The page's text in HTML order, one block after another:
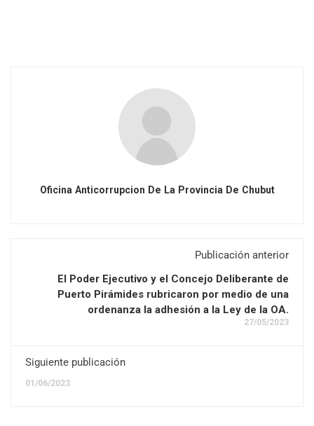
Oficina Anticorrupcion De La Provincia De Chubut
Publicación anterior
El Poder Ejecutivo y el Concejo Deliberante de
Puerto Pirámides rubricaron por medio de una
ordenanza la adhesión a la Ley de la OA.
27/05/2023
Siguiente publicación
01/06/2023